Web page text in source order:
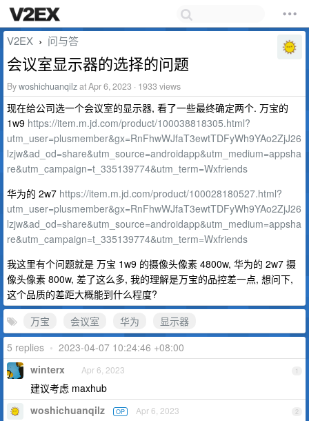
V2EX › 问与答
会议室显示器的选择的问题
Bywoshichuanqilzat Apr 6, 2023 · 1933 views
现在给公司选一个会议室的显示器, 看了一些最终确定两个. 万宝的
1w9 https://item.m.jd.com/product/100038818305.html?
utm_user=plusmember&gx=RnFhwWJfaT3ewtTDFyWh9YAo2ZjJ26
lzjw&ad_od=share&utm_source=androidapp&utm_medium=appsha
re&utm_campaign=t_335139774&utm_term=Wxfriends
华为的 2w7 https://item.m.jd.com/product/100028180527.html?
utm_user=plusmember&gx=RnFhwWJfaT3ewtTDFyWh9YAo2ZjJ26
lzjw&ad_od=share&utm_source=androidapp&utm_medium=appsha
re&utm_campaign=t_335139774&utm_term=Wxfriends
我这里有个问题就是 万宝 1w9 的摄像头像素 4800w, 华为的 2w7 摄
像头像素 800w, 差了这么多, 我的理解是万宝的品控差一点, 想问下,
这个品质的差距大概能到什么程度?
万宝
会议室 华为
显示器
5 replies • 2023-04-07 10:24:46 +08:00
1
winterx Apr 6, 2023
建议考虑 maxhub
2
woshichuanqilz OP Apr 6, 2023